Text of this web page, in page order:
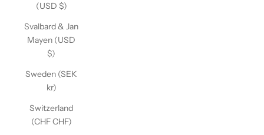
(USD $)
Svalbard & Jan
Mayen (USD
$)
Sweden (SEK
kr)
Switzerland
(CHF CHF)